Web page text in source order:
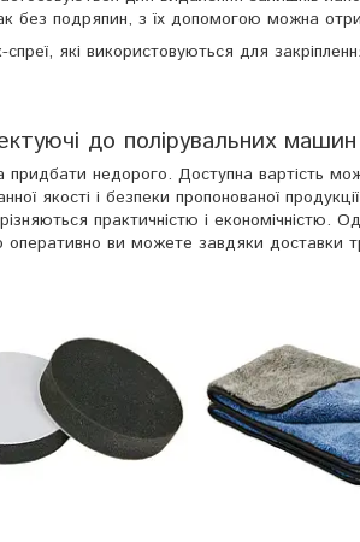
без подряпин, з їх допомогою можна
які використовуються для
до полірувальних машин
недорого. Доступна вартість
якості і безпеки пропонованої
практичністю і
ви можете завдяки доставки